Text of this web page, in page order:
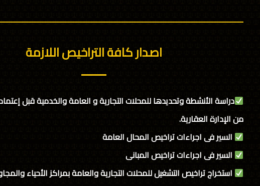
اصدار كافة التراخيص اللازمة
دراسة الأنشطة وتحديدها للمحلات التجارية و العامة والخدمية قبل
من الإدارة العقارية.
السير فى اجراءات تراخيص المحال العامة
السير فى اجراءات تراخيص المبانى
استخراج تراخيص التشغيل للمحلات التجارية والعامة بمراكز الأحياء